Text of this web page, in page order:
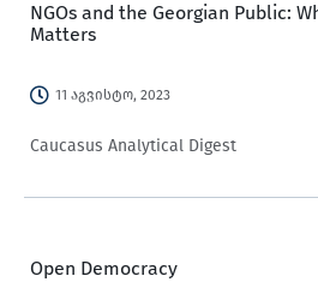
NGOs and the Georgian Public:
Matters
11 აგვისტო, 2023
Caucasus Analytical Digest
Open Democracy